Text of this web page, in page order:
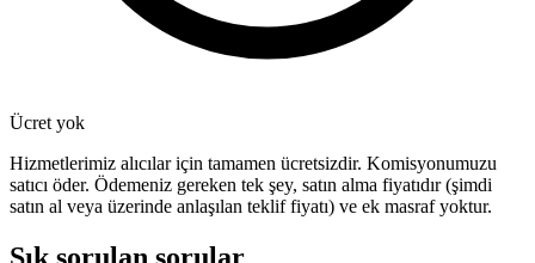
Ücret yok
Hizmetlerimiz alıcılar için tamamen ücretsizdir. Komisyonumuzu
satıcı öder. Ödemeniz gereken tek şey, satın alma fiyatıdır (şimdi
satın al veya üzerinde anlaşılan teklif fiyatı) ve ek masraf yoktur.